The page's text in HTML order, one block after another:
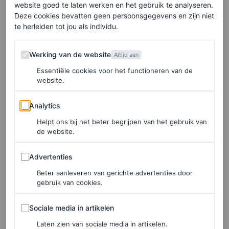
DANIEL RODGERS
TRENDS
De schoen van de zomer?
Volgens A-listers is het
Alle (bridal-coded) looks
‘The Drama’-perstour
website goed te laten werken en het gebruik te analyseren.
Deze cookies bevatten geen persoonsgegevens en zijn niet
te herleiden tot jou als individu.
Werking van de website
Werking van de website Altijd aan
Essentiële cookies voor het functioneren van de
website.
Analytics
Analytics
Helpt ons bij het beter begrijpen van het gebruik van
de website.
Advertenties
Advertenties
Beter aanleveren van gerichte advertenties door
gebruik van cookies.
Sociale media in artikelen
Sociale media in artikelen
Laten zien van sociale media in artikelen.